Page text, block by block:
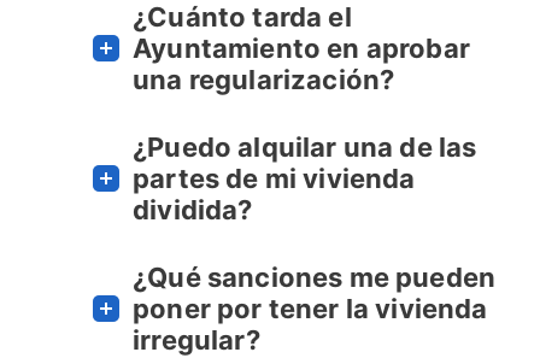
¿Cuánto tarda el
Ayuntamiento en aprobar
una regularización?
¿Puedo alquilar una de las
partes de mi vivienda
dividida?
¿Qué sanciones me pueden
poner por tener la vivienda
irregular?